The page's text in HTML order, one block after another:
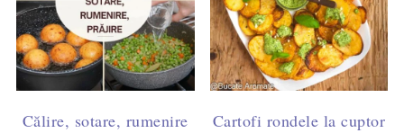
Călire, sotare, rumenire
Cartofi rondele la cuptor